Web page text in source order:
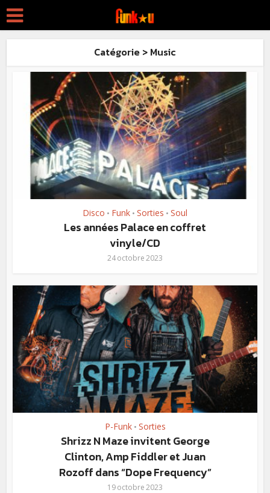
Catégorie > Music
Disco • Funk • Sorties • Soul
Les années Palace en coffret
vinyle/CD
24 octobre 2023
P-Funk • Sorties
Shrizz N Maze invitent George
Clinton, Amp Fiddler et Juan
Rozoff dans “Dope Frequency”
19 octobre 2023